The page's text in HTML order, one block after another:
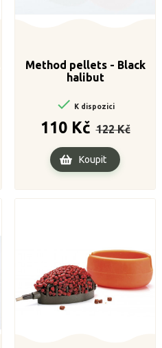
Method pellets - Black
halibut
 K dispozici
110 Kč cena
122 Kč
Koupit